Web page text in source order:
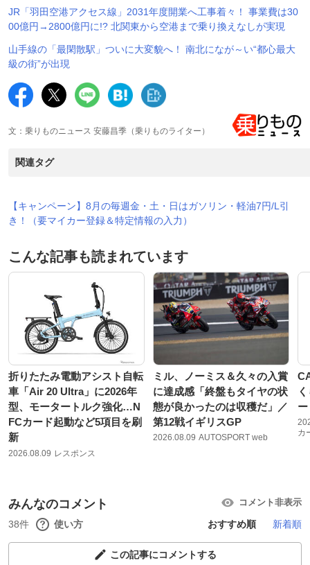
JR「羽田空港アクセス線」2031年度開業へ工事着々！ 事業費は30
00億円→2800億円に!? 北関東から空港まで乗り換えなしが実現
山手線の「最閑散駅」ついに大変貌へ！ 南北になが～い“都心最大
級の街”が出現
文：乗りものニュース 安藤昌季（乗りものライター）
関連タグ
【キャンペーン】8月の毎週金・土・日はガソリン・軽油7円/L引
き！（要マイカー登録＆特定情報の入力）
こんな記事も読まれています
折りたたみ電動アシスト自転
車「Air 20 Ultra」に2026年
型、モータートルク強化…N
FCカード起動など5項目を刷
新
2026.08.09 レスポンス
ミル、ノーミス＆久々の入賞
に達成感「終盤もタイヤの状
態が良かったのは収穫だ」／
第12戦イギリスGP
2026.08.09 AUTOSPORT web
カ
みんなのコメント コメント非表示
38件 使い方 おすすめ順 新着順
この記事にコメントする